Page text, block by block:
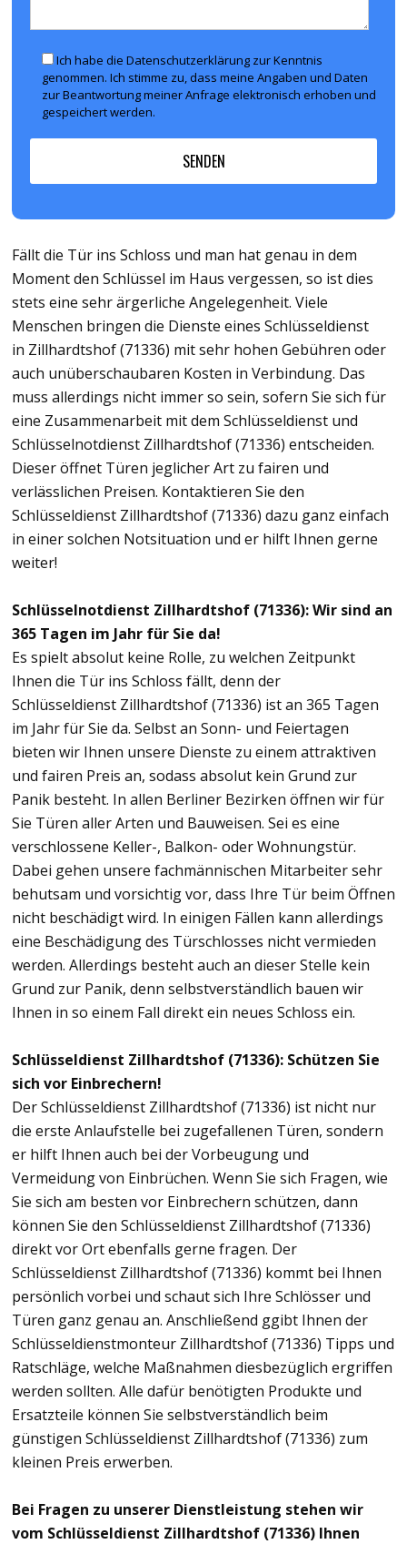
Ich habe die Datenschutzerklärung zur Kenntnis
genommen. Ich stimme zu, dass meine Angaben und Daten
zur Beantwortung meiner Anfrage elektronisch erhoben und
gespeichert werden.
Fällt die Tür ins Schloss und man hat genau in dem
Moment den Schlüssel im Haus vergessen, so ist dies
stets eine sehr ärgerliche Angelegenheit. Viele
Menschen bringen die Dienste eines Schlüsseldienst
in Zillhardtshof (71336) mit sehr hohen Gebühren oder
auch unüberschaubaren Kosten in Verbindung. Das
muss allerdings nicht immer so sein, sofern Sie sich für
eine Zusammenarbeit mit dem Schlüsseldienst und
Schlüsselnotdienst Zillhardtshof (71336) entscheiden.
Dieser öffnet Türen jeglicher Art zu fairen und
verlässlichen Preisen. Kontaktieren Sie den
Schlüsseldienst Zillhardtshof (71336) dazu ganz einfach
in einer solchen Notsituation und er hilft Ihnen gerne
weiter!
Schlüsselnotdienst Zillhardtshof (71336): Wir sind an
365 Tagen im Jahr für Sie da!
Es spielt absolut keine Rolle, zu welchen Zeitpunkt
Ihnen die Tür ins Schloss fällt, denn der
Schlüsseldienst Zillhardtshof (71336) ist an 365 Tagen
im Jahr für Sie da. Selbst an Sonn- und Feiertagen
bieten wir Ihnen unsere Dienste zu einem attraktiven
und fairen Preis an, sodass absolut kein Grund zur
Panik besteht. In allen Berliner Bezirken öffnen wir für
Sie Türen aller Arten und Bauweisen. Sei es eine
verschlossene Keller-, Balkon- oder Wohnungstür.
Dabei gehen unsere fachmännischen Mitarbeiter sehr
behutsam und vorsichtig vor, dass Ihre Tür beim Öffnen
nicht beschädigt wird. In einigen Fällen kann allerdings
eine Beschädigung des Türschlosses nicht vermieden
werden. Allerdings besteht auch an dieser Stelle kein
Grund zur Panik, denn selbstverständlich bauen wir
Ihnen in so einem Fall direkt ein neues Schloss ein.
Schlüsseldienst Zillhardtshof (71336): Schützen Sie
sich vor Einbrechern!
Der Schlüsseldienst Zillhardtshof (71336) ist nicht nur
die erste Anlaufstelle bei zugefallenen Türen, sondern
er hilft Ihnen auch bei der Vorbeugung und
Vermeidung von Einbrüchen. Wenn Sie sich Fragen, wie
Sie sich am besten vor Einbrechern schützen, dann
können Sie den Schlüsseldienst Zillhardtshof (71336)
direkt vor Ort ebenfalls gerne fragen. Der
Schlüsseldienst Zillhardtshof (71336) kommt bei Ihnen
persönlich vorbei und schaut sich Ihre Schlösser und
Türen ganz genau an. Anschließend ggibt Ihnen der
Schlüsseldienstmonteur Zillhardtshof (71336) Tipps und
Ratschläge, welche Maßnahmen diesbezüglich ergriffen
werden sollten. Alle dafür benötigten Produkte und
Ersatzteile können Sie selbstverständlich beim
günstigen Schlüsseldienst Zillhardtshof (71336) zum
kleinen Preis erwerben.
Bei Fragen zu unserer Dienstleistung stehen wir
vom Schlüsseldienst Zillhardtshof (71336) Ihnen